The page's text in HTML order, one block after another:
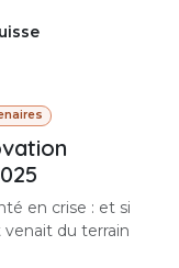
en crise : et si
du terrain